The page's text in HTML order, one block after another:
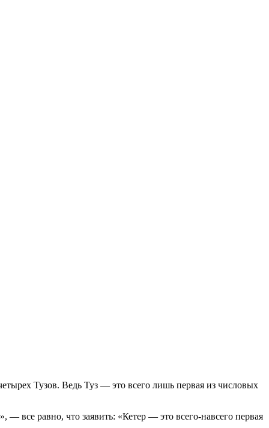
Тузов. Ведь Туз — это всего лишь первая из числовых
— все равно, что заявить: «Кетер — это всего-навсего первая